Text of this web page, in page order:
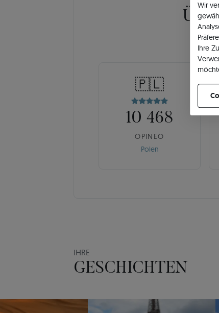
🇵🇱
10 468
OPINEO
Polen
IHRE
GESCHICHTEN
Wir
Ihre